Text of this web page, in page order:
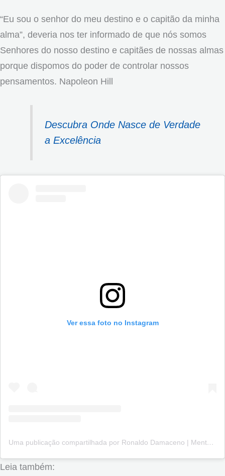
“Eu sou o senhor do meu destino e o capitão da minha
alma”, deveria nos ter informado de que nós somos
Senhores do nosso destino e capitães de nossas almas
porque dispomos do poder de controlar nossos
pensamentos. Napoleon Hill
Descubra Onde Nasce de Verdade
a Excelência
Ver essa foto no Instagram
Uma publicação compartilhada por Ronaldo Damaceno | Mentor em Alta Performance (@ronaldojdamaceno)
Leia também: